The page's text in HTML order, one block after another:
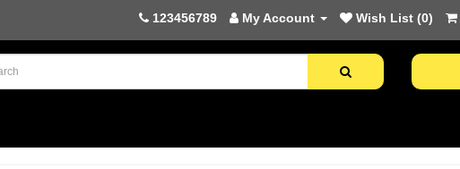
123456789 My Account Wish List (0)